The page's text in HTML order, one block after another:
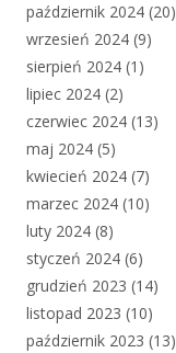
październik 2024 (20)
wrzesień 2024 (9)
sierpień 2024 (1)
lipiec 2024 (2)
czerwiec 2024 (13)
maj 2024 (5)
kwiecień 2024 (7)
marzec 2024 (10)
luty 2024 (8)
styczeń 2024 (6)
grudzień 2023 (14)
listopad 2023 (10)
październik 2023 (13)